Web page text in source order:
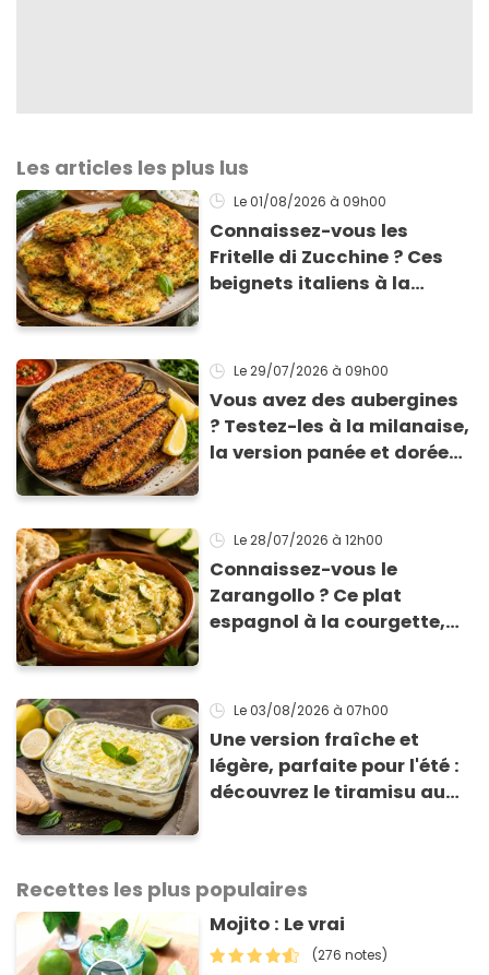
Les articles les plus lus
Le 01/08/2026 à 09h00
Connaissez-vous les
Fritelle di Zucchine ? Ces
beignets italiens à la
Le 29/07/2026 à 09h00
Vous avez des aubergines
? Testez-les à la milanaise,
la version panée et dorée
Le 28/07/2026 à 12h00
Connaissez-vous le
Zarangollo ? Ce plat
espagnol à la courgette,
Le 03/08/2026 à 07h00
Une version fraîche et
légère, parfaite pour l'été :
découvrez le tiramisu au
Recettes les plus populaires
Mojito : Le vrai
(276 notes)